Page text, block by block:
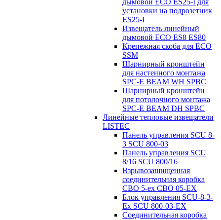
дымовой ECO ES25-I для
установки на подрозетник
ES25-I
Извещатель линейный
дымовой ECO ES8 ES80
Крепежная скоба для ECO
SSM
Шарнирный кронштейн
для настенного монтажа
SPC-E BEAM WH SPBC
Шарнирный кронштейн
для потолочного монтажа
SPC-E BEAM DH SPBC
Линейные тепловые извещатели
LISTEC
Панель управления SCU 8-
3 SCU 800-03
Панель управления SCU
8/16 SCU 800/16
Взрывозащищенная
соединительная коробка
CBO 5-ex CBO 05-EX
Блок управления SCU-8-3-
Ex SCU 800-03-EX
Соединительная коробка